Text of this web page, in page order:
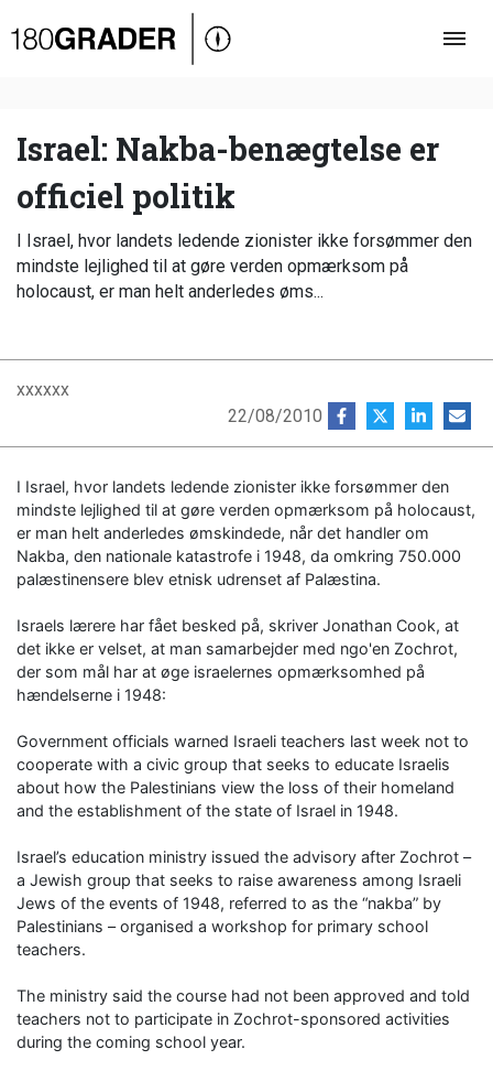
Oversigt
Debat
Video
Podcast
Israel: Nakba-benægtelse er
officiel politik
I Israel, hvor landets ledende zionister ikke forsømmer den
mindste lejlighed til at gøre verden opmærksom på
holocaust, er man helt anderledes øms...
xxxxxx
22/08/2010
I Israel, hvor landets ledende zionister ikke forsømmer den
mindste lejlighed til at gøre verden opmærksom på holocaust,
er man helt anderledes ømskindede, når det handler om
Nakba, den nationale katastrofe i 1948, da omkring 750.000
palæstinensere blev etnisk udrenset af Palæstina.
Israels lærere har fået besked på, skriver Jonathan Cook, at
det ikke er velset, at man samarbejder med ngo'en Zochrot,
der som mål har at øge israelernes opmærksomhed på
hændelserne i 1948:
Government officials warned Israeli teachers last week not to
cooperate with a civic group that seeks to educate Israelis
about how the Palestinians view the loss of their homeland
and the establishment of the state of Israel in 1948.
Israel’s education ministry issued the advisory after Zochrot –
a Jewish group that seeks to raise awareness among Israeli
Jews of the events of 1948, referred to as the “nakba” by
Palestinians – organised a workshop for primary school
teachers.
The ministry said the course had not been approved and told
teachers not to participate in Zochrot-sponsored activities
during the coming school year.